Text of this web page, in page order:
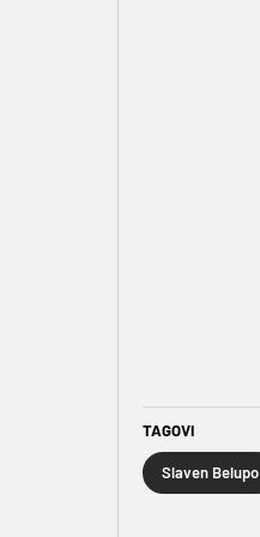
TAGOVI
Slaven Belupo